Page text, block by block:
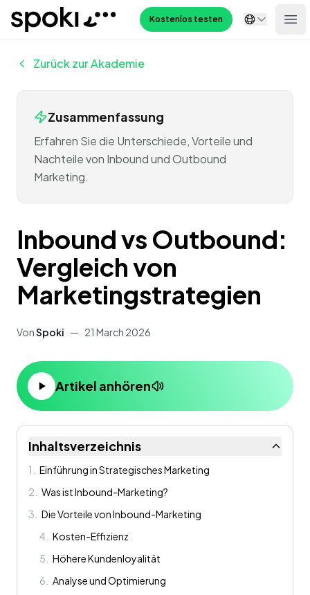
Spoki Kostenlos testen
Zurück zur Akademie
Zusammenfassung
Erfahren Sie die Unterschiede, Vorteile und
Nachteile von Inbound und Outbound
Marketing.
Inbound vs Outbound:
Vergleich von
Marketingstrategien
VonSpoki — 21 March 2026
Artikel anhören
Inhaltsverzeichnis
1
Einführung in Strategisches Marketing
2
Was ist Inbound-Marketing?
3
Die Vorteile von Inbound-Marketing
4
Kosten-Effizienz
5
Höhere Kundenloyalität
6
Analyse und Optimierung